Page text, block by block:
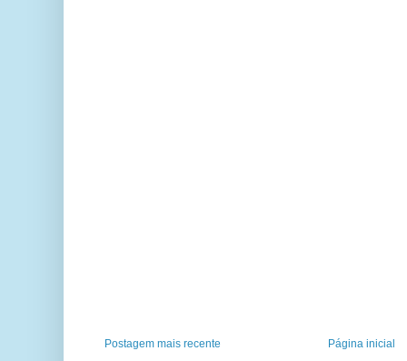
Postagem mais recente Página inicial